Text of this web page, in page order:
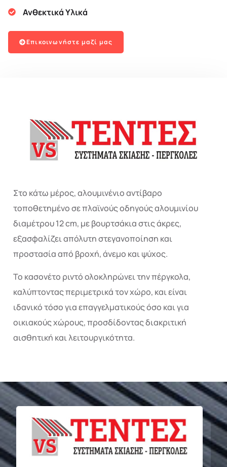
Ανθεκτικά Υλικά
Επικοινωνήστε μαζί μας
Στο κάτω μέρος, αλουμινένιο αντίβαρο
τοποθετημένο σε πλαϊνούς οδηγούς αλουμινίου
διαμέτρου 12 cm, με βουρτσάκια στις άκρες,
εξασφαλίζει απόλυτη στεγανοποίηση και
προστασία από βροχή, άνεμο και ψύχος.
Το κασονέτο ριντό ολοκληρώνει την πέργκολα,
καλύπτοντας περιμετρικά τον χώρο, και είναι
ιδανικό τόσο για επαγγελματικούς όσο και για
οικιακούς χώρους, προσδίδοντας διακριτική
αισθητική και λειτουργικότητα.